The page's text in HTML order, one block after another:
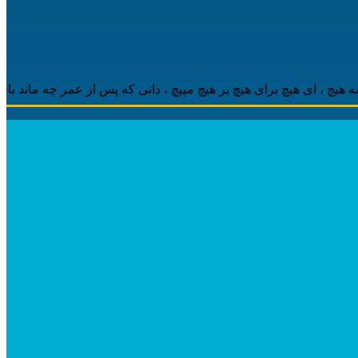
‌ای هیچ برای هیچ بر هیچ مپیچ ، دانی که پس از عمر چه ماند باقی ،